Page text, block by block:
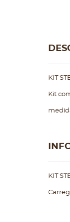
KIT
Kit
KIT